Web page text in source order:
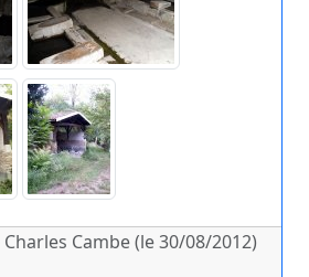
Cambe (le 30/08/2012)